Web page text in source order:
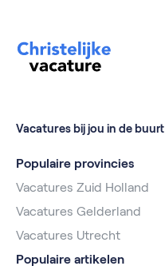
Vacatures bij jou in de buurt
Populaire provincies
Vacatures Zuid Holland
Vacatures Gelderland
Vacatures Utrecht
Populaire artikelen